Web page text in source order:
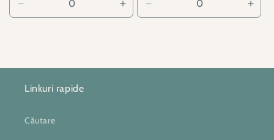
cantitatea
Creșteți
cantitateacantitatea
Linkuri rapide
Căutare